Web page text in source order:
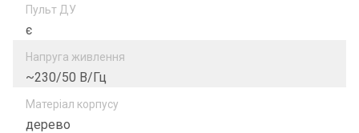
Пульт ДУ
є
Напруга живлення
~230/50 В/Гц
Матеріал корпусу
дерево